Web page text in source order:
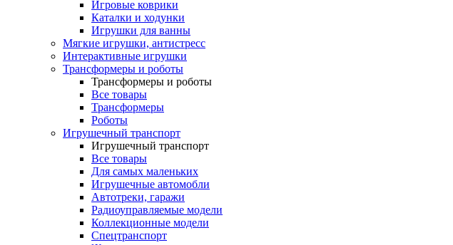
Игровые коврики
Каталки и ходунки
Игрушки для ванны
Мягкие игрушки, антистресс
Интерактивные игрушки
Трансформеры и роботы
Трансформеры и роботы
Все товары
Трансформеры
Роботы
Игрушечный транспорт
Игрушечный транспорт
Все товары
Для самых маленьких
Игрушечные автомобли
Автотреки, гаражи
Радиоуправляемые модели
Коллекционные модели
Спецтранспорт